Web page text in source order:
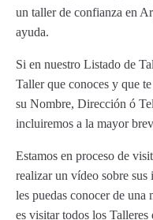
un taller de confianza en
ayuda.
Si en nuestro Listado de
Taller que conoces y que
su Nombre, Dirección ó
incluiremos a la mayor
Estamos en proceso de
realizar un vídeo sobre sus
les puedas conocer de
es visitar todos los